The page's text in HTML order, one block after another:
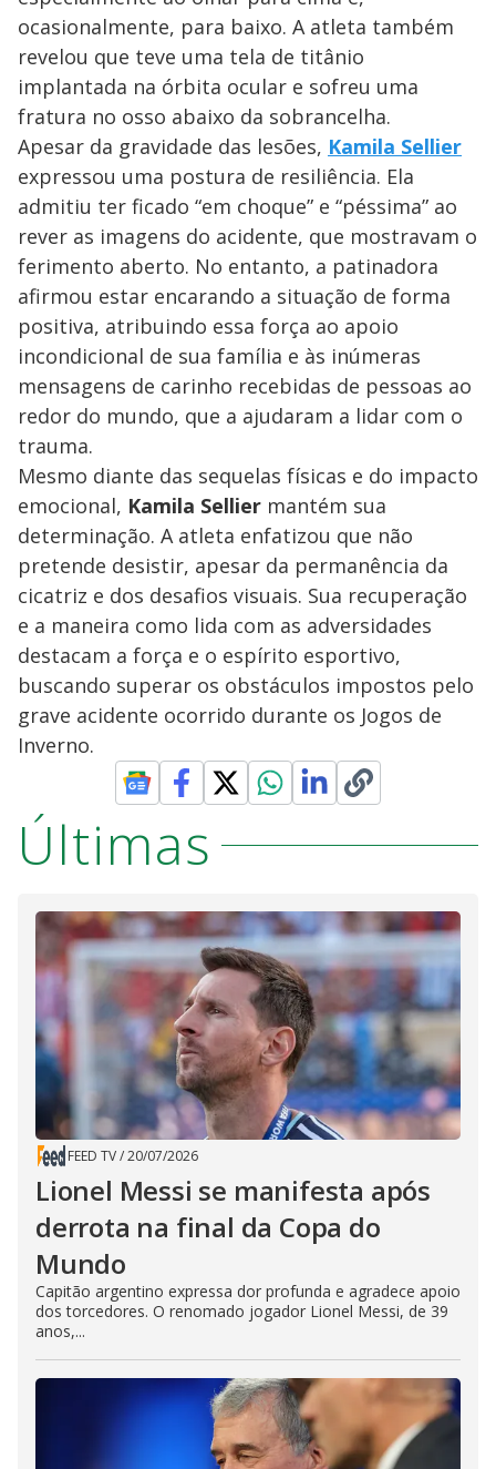
ocasionalmente, para baixo. A atleta também
revelou que teve uma tela de titânio
implantada na órbita ocular e sofreu uma
fratura no osso abaixo da sobrancelha.
Apesar da gravidade das lesões, Kamila Sellier
expressou uma postura de resiliência. Ela
admitiu ter ficado “em choque” e “péssima” ao
rever as imagens do acidente, que mostravam o
ferimento aberto. No entanto, a patinadora
afirmou estar encarando a situação de forma
positiva, atribuindo essa força ao apoio
incondicional de sua família e às inúmeras
mensagens de carinho recebidas de pessoas ao
redor do mundo, que a ajudaram a lidar com o
trauma.
Mesmo diante das sequelas físicas e do impacto
emocional, Kamila Sellier mantém sua
determinação. A atleta enfatizou que não
pretende desistir, apesar da permanência da
cicatriz e dos desafios visuais. Sua recuperação
e a maneira como lida com as adversidades
destacam a força e o espírito esportivo,
buscando superar os obstáculos impostos pelo
grave acidente ocorrido durante os Jogos de
Inverno.
Últimas
FEED TV/20/07/2026
Lionel Messi se manifesta após
derrota na final da Copa do
Mundo
Capitão argentino expressa dor profunda e agradece apoio
dos torcedores. O renomado jogador Lionel Messi, de 39
anos,...